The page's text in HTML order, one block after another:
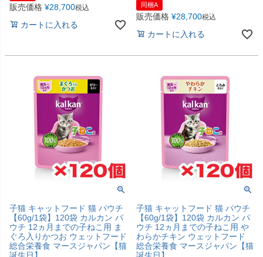
販売価格 ¥28,700税込
カートに入れる
同梱A
販売価格 ¥28,700税込
カートに入れる
子猫 キャットフード 猫 パウチ
【60g/1袋】120袋 カルカン パ
ウチ 12ヵ月までの子ねこ用 ま
ぐろ入りかつお ウェットフード
総合栄養食 マースジャパン【猫
子猫 キャットフード 猫 パウチ
【60g/1袋】120袋 カルカン パ
ウチ 12ヵ月までの子ねこ用 や
わらかチキン ウェットフード
総合栄養食 マースジャパン【猫